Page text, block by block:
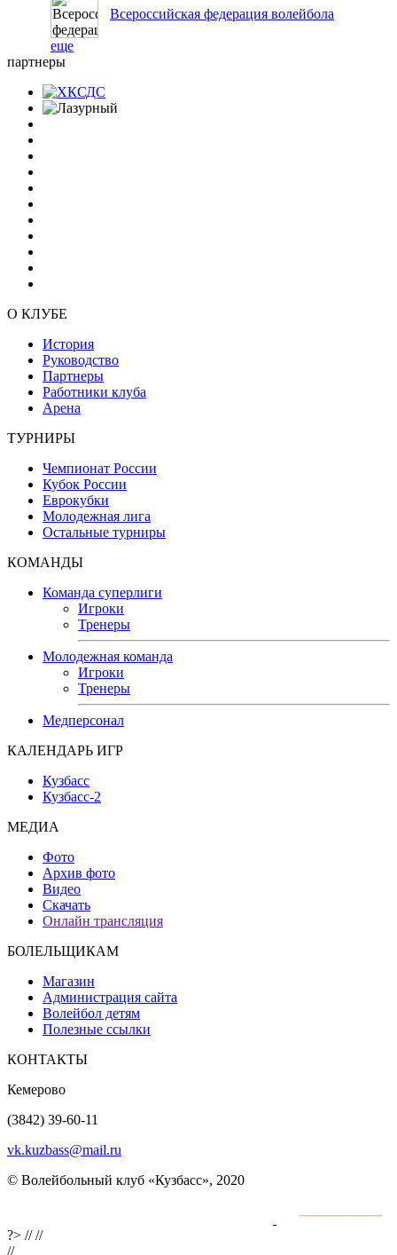
Всероссийская федерация волейбола
еще
партнеры
О КЛУБЕ
История
Руководство
Партнеры
Работники клуба
Арена
ТУРНИРЫ
Чемпионат России
Кубок России
Еврокубки
Молодежная лига
Остальные турниры
КОМАНДЫ
Команда суперлиги
Игроки
Тренеры
Молодежная команда
Игроки
Тренеры
Медперсонал
КАЛЕНДАРЬ ИГР
Кузбасс
Кузбасс-2
МЕДИА
Фото
Архив фото
Видео
Скачать
Онлайн трансляция
БОЛЕЛЬЩИКАМ
Магазин
Администрация сайта
Волейбол детям
Полезные ссылки
КОНТАКТЫ
Кемерово
(3842) 39-60-11
vk.kuzbass@mail.ru
© Волейбольный клуб «Кузбасс», 2020
?> ////
//